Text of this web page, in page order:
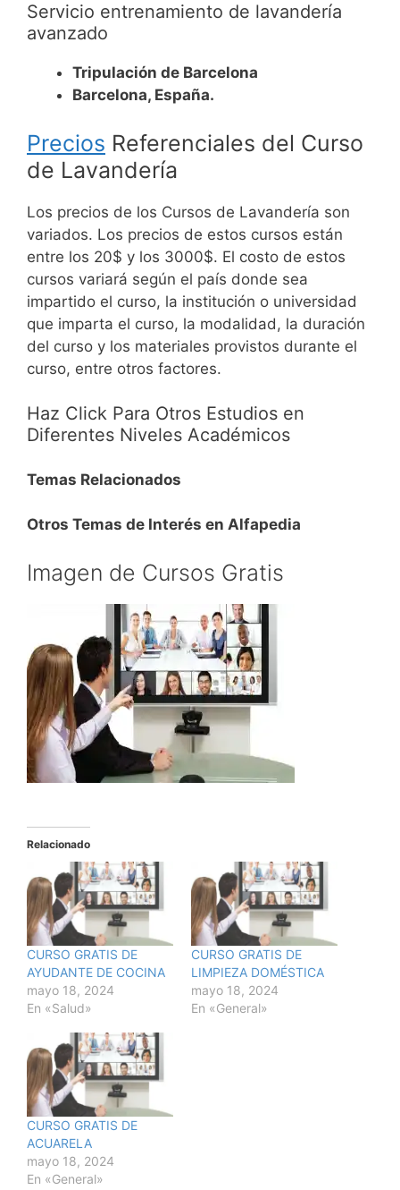
Servicio entrenamiento de lavandería
avanzado
Tripulación de Barcelona
Barcelona, España.
Precios Referenciales del Curso
de Lavandería
Los precios de los Cursos de Lavandería son
variados. Los precios de estos cursos están
entre los 20$ y los 3000$. El costo de estos
cursos variará según el país donde sea
impartido el curso, la institución o universidad
que imparta el curso, la modalidad, la duración
del curso y los materiales provistos durante el
curso, entre otros factores.
Haz Click Para Otros Estudios en
Diferentes Niveles Académicos
Temas Relacionados
Otros Temas de Interés en Alfapedia
Imagen de Cursos Gratis
Relacionado
CURSO GRATIS DE
AYUDANTE DE COCINA
mayo 18, 2024
En «Salud»
CURSO GRATIS DE
LIMPIEZA DOMÉSTICA
mayo 18, 2024
En «General»
CURSO GRATIS DE
ACUARELA
mayo 18, 2024
En «General»